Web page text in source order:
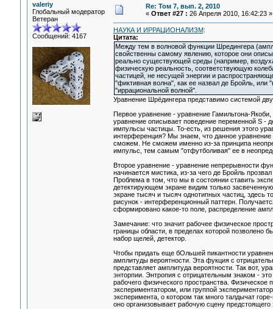
valeriy
Глобальный модератор
Ветеран
Сообщений: 4167
Re: Том 7, вып. 2, 2010
« Ответ #27 : 26 Апреля 2010, 16:42:23 »
НАУКА И ИРРАЦИОНАЛИЗМ:
Цитата:
Между тем в волновой функции Шредингера
свойственны самому явлению, которое они
реально существующей среды (например,
физическую реальность, соответствующую
частицей, не несущей энергии и
"фиктивная волна", как ее назвал де Бройль,
"иррациональной волной".
Уравнение Шрёдингера представимо системой
Первое уравнение - уравнение Гамильтона-
уравнение описывает поведение переменной S -
импульсы частицы. То-есть, из решения этого
интерференция? Мы знаем, что данное
сможем. Не сможем именно из-за принципа
импульс, тем самым "отфутболивая" ее в
Второе уравнение - уравнение непрерывности
начинается мистика, из-за чего де Бройль
Проблема в том, что мы в состоянии ставить
детектирующем экране видим только
экране тысяч и тысяч однотипных частиц, здесь
рисунок - интерференционный паттерн.
сформировано какое-то поле, распределение
Замечание: что значит рабочее физическое
границы области, в пределах которой позволено
набор щелей, детектор.
Чтобы придать еще бОльшей пикантности
амплитуды вероятности. Эта фукция с
представляет амплитуда вероятности. Так вот,
энторпии. Энтропия с отрицательным знаком -
рабочего физического пространства.
экспериментатором, или группой
эксперимента, о котором так много талдычат
оно организовывает рабочую сцену